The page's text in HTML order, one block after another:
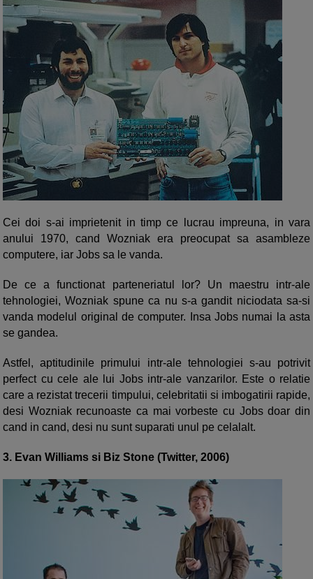
Cei doi s-ai imprietenit in timp ce lucrau impreuna, in vara
anului 1970, cand Wozniak era preocupat sa asambleze
computere, iar Jobs sa le vanda.
De ce a functionat parteneriatul lor? Un maestru intr-ale
tehnologiei, Wozniak spune ca nu s-a gandit niciodata sa-si
vanda modelul original de computer. Insa Jobs numai la asta
se gandea.
Astfel, aptitudinile primului intr-ale tehnologiei s-au potrivit
perfect cu cele ale lui Jobs intr-ale vanzarilor. Este o relatie
care a rezistat trecerii timpului, celebritatii si imbogatirii rapide,
desi Wozniak recunoaste ca mai vorbeste cu Jobs doar din
cand in cand, desi nu sunt suparati unul pe celalalt.
3. Evan Williams si Biz Stone (Twitter, 2006)